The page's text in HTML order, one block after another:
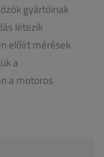
gyártóinak
létezik
előírt mérések
a
a motoros